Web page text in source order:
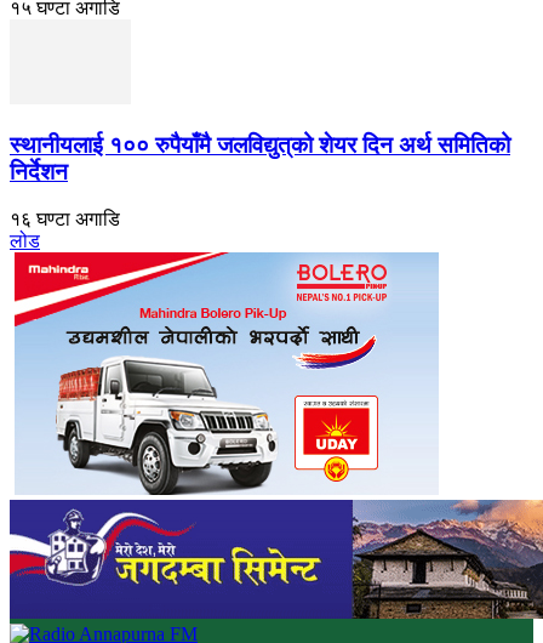
१५ घण्टा अगाडि
स्थानीयलाई १०० रुपैयाँमै जलविद्युत्‌को शेयर दिन अर्थ समितिको
निर्देशन
१६ घण्टा अगाडि
लोड